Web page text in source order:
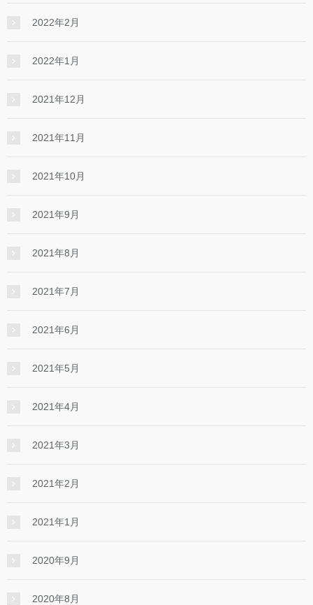
2022年2月
2022年1月
2021年12月
2021年11月
2021年10月
2021年9月
2021年8月
2021年7月
2021年6月
2021年5月
2021年4月
2021年3月
2021年2月
2021年1月
2020年9月
2020年8月